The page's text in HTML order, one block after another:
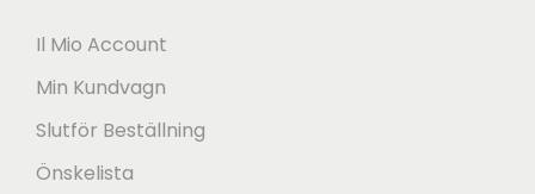
Il Mio Account
Min Kundvagn
Slutför Beställning
Önskelista